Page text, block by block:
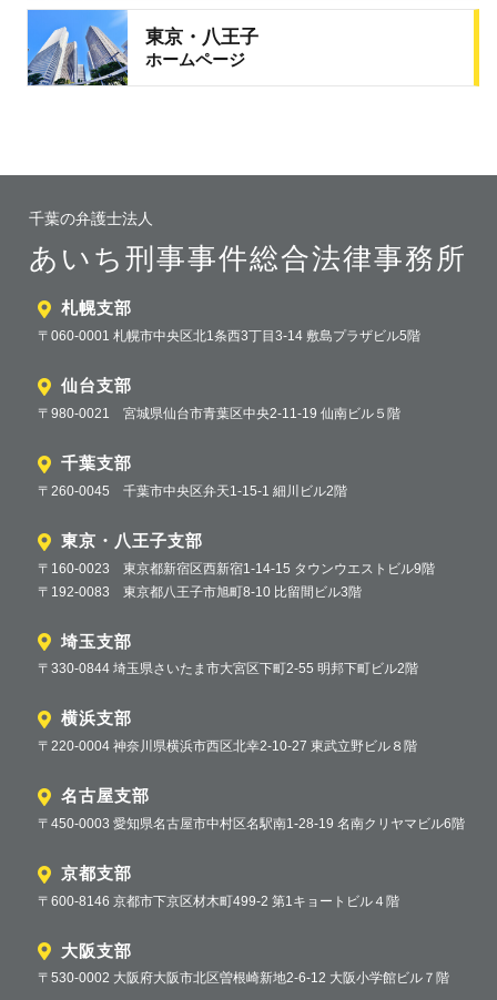
東京・八王子
ホームページ
千葉の弁護士法人
あいち刑事事件総合法律事務所
札幌支部
〒060-0001 札幌市中央区北1条西3丁目3-14 敷島プラザビル5階
仙台支部
〒980-0021 宮城県仙台市青葉区中央2-11-19 仙南ビル５階
千葉支部
〒260-0045 千葉市中央区弁天1-15-1 細川ビル2階
東京・八王子支部
〒160-0023 東京都新宿区西新宿1-14-15 タウンウエストビル9階
〒192-0083 東京都八王子市旭町8-10 比留間ビル3階
埼玉支部
〒330-0844 埼玉県さいたま市大宮区下町2-55 明邦下町ビル2階
横浜支部
〒220-0004 神奈川県横浜市西区北幸2-10-27 東武立野ビル８階
名古屋支部
〒450-0003 愛知県名古屋市中村区名駅南1-28-19 名南クリヤマビル6階
京都支部
〒600-8146 京都市下京区材木町499-2 第1キョートビル４階
大阪支部
〒530-0002 大阪府大阪市北区曽根崎新地2-6-12 大阪小学館ビル７階